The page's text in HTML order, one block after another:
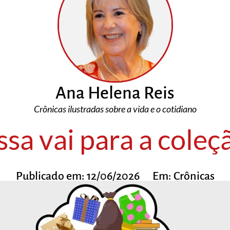
Ana Helena Reis
Crônicas ilustradas sobre a vida e o cotidiano
vai para a
Publicado em: 12/06/2026 Em: Crônicas